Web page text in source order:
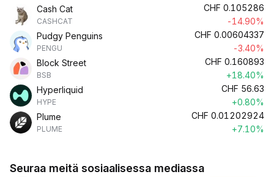
Cash Cat
CASHCAT
CHF 0.105286
-14.90%
Pudgy Penguins
PENGU
CHF 0.00604337
-3.40%
Block Street
BSB
CHF 0.160893
+18.40%
Hyperliquid
HYPE
CHF 56.63
+0.80%
Plume
PLUME
CHF 0.01202924
+7.10%
Seuraa meitä sosiaalisessa mediassa